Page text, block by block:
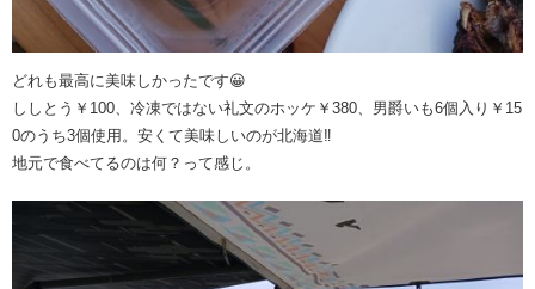
どれも最高に美味しかったです😀
ししとう￥100、冷凍ではない礼文のホッケ￥380、男爵いも6個入り￥15
0のうち3個使用。安くて美味しいのが北海道‼️
地元で食べてるのは何？って感じ。